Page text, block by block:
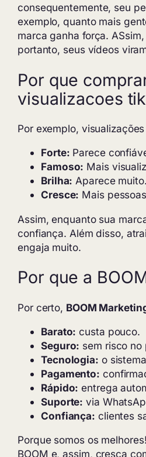
consequentemente, seu
exemplo, quanto mais
marca ganha força.
portanto, seus vídeos
Por que
visualizacoes
Por exemplo,
Forte: Parece
Famoso: Mais
Brilha: Aparece muito.
Cresce: Mais
Assim, enquanto sua
confiança. Além disso,
engaja muito.
Por que a
Por certo, BOOM
Barato: custa pouco.
Seguro: sem risco no
Tecnologia: o
Pagamento:
Rápido: entrega
Suporte: via
Confiança: clientes
Porque somos os
BOOM e, assim, cresça